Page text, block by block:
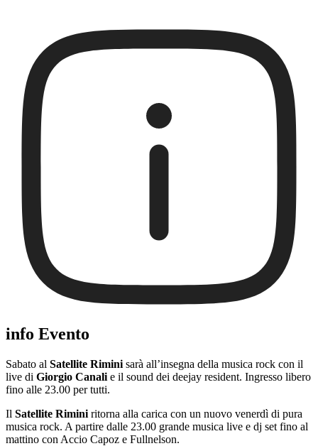
info Evento
Sabato al Satellite Rimini sarà all’insegna della musica rock con il
live di Giorgio Canali e il sound dei deejay resident. Ingresso libero
fino alle 23.00 per tutti.
Il Satellite Rimini ritorna alla carica con un nuovo venerdì di pura
musica rock. A partire dalle 23.00 grande musica live e dj set fino al
mattino con Accio Capoz e Fullnelson.